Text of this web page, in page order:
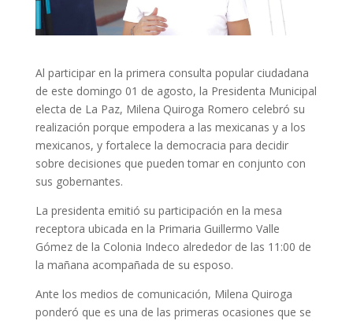
Al participar en la primera consulta popular ciudadana
de este domingo 01 de agosto, la Presidenta Municipal
electa de La Paz, Milena Quiroga Romero celebró su
realización porque empodera a las mexicanas y a los
mexicanos, y fortalece la democracia para decidir
sobre decisiones que pueden tomar en conjunto con
sus gobernantes.
La presidenta emitió su participación en la mesa
receptora ubicada en la Primaria Guillermo Valle
Gómez de la Colonia Indeco alrededor de las 11:00 de
la mañana acompañada de su esposo.
Ante los medios de comunicación, Milena Quiroga
ponderó que es una de las primeras ocasiones que se